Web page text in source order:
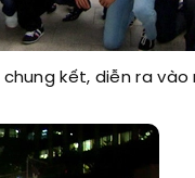
kết, diễn ra vào